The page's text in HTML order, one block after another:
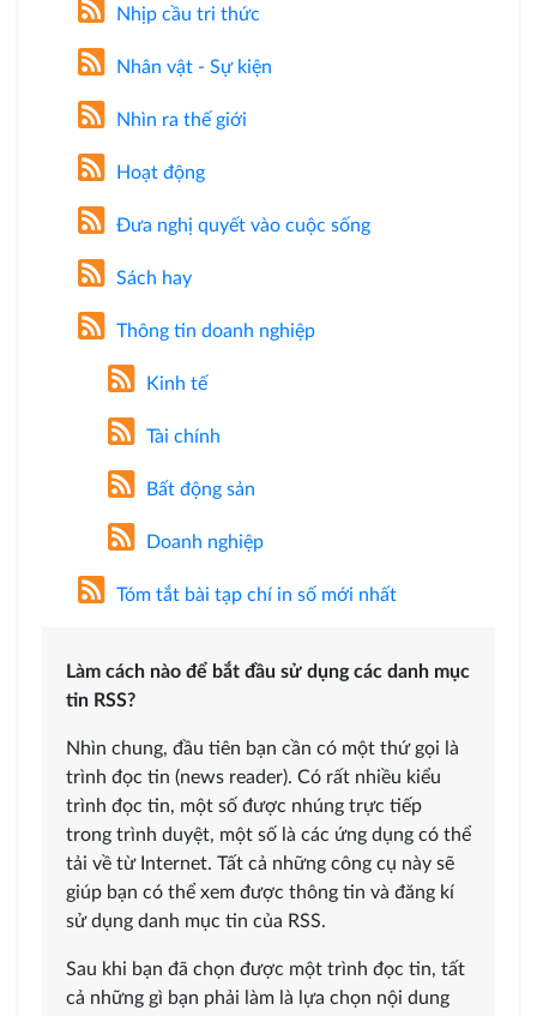
Nhịp cầu tri thức
Nhân vật - Sự kiện
Nhìn ra thế giới
Hoạt động
Đưa nghị quyết vào cuộc sống
Sách hay
Thông tin doanh nghiệp
Kinh tế
Tài chính
Bất động sản
Doanh nghiệp
Tóm tắt bài tạp chí in số mới nhất
Làm cách nào để bắt đầu sử dụng các danh mục
tin RSS?
Nhìn chung, đầu tiên bạn cần có một thứ gọi là
trình đọc tin (news reader). Có rất nhiều kiểu
trình đọc tin, một số được nhúng trực tiếp
trong trình duyệt, một số là các ứng dụng có thể
tải về từ Internet. Tất cả những công cụ này sẽ
giúp bạn có thể xem được thông tin và đăng kí
sử dụng danh mục tin của RSS.
Sau khi bạn đã chọn được một trình đọc tin, tất
cả những gì bạn phải làm là lựa chọn nội dung